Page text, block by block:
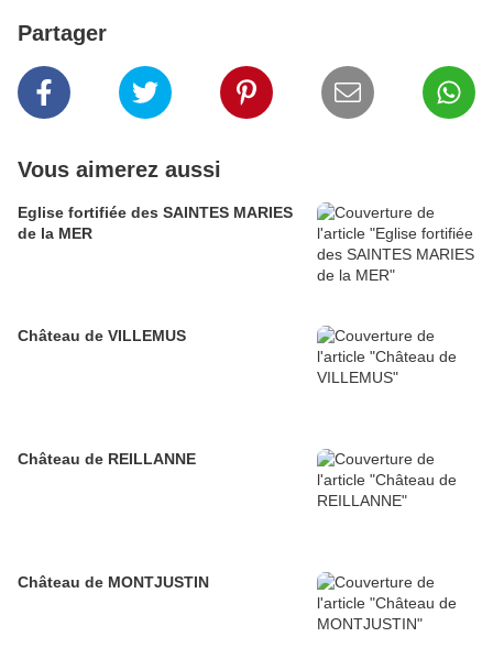
Partager
Vous aimerez aussi
Eglise fortifiée des SAINTES MARIES
de la MER
Château de VILLEMUS
Château de REILLANNE
Château de MONTJUSTIN